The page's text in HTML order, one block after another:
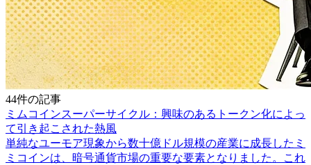
44件の記事
ミムコインスーパーサイクル：興味のあるトークン化によっ
て引き起こされた熱風
単純なユーモア現象から数十億ドル規模の産業に成長したミ
ミコインは、暗号通貨市場の重要な要素となりました。これ